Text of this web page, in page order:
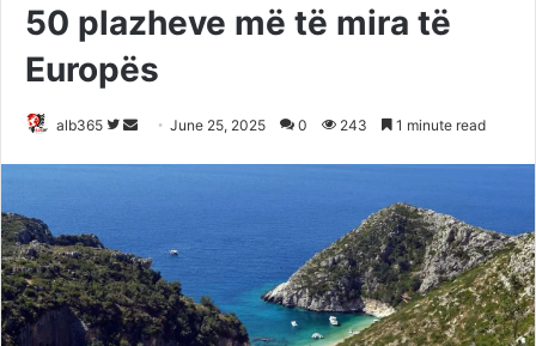
50 plazheve më të mira të
Europës
alb365
Follow
Send June 25, 2025 0 243 1 minute read